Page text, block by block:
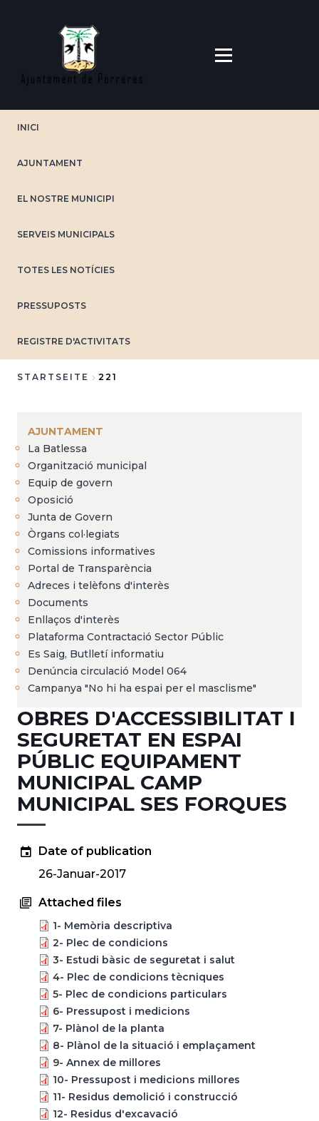
INICI
AJUNTAMENT
EL NOSTRE MUNICIPI
SERVEIS MUNICIPALS
TOTES LES NOTÍCIES
PRESSUPOSTS
REGISTRE D'ACTIVITATS
STARTSEITE 221
AJUNTAMENT
La Batlessa
Organització municipal
Equip de govern
Oposició
Junta de Govern
Òrgans col·legiats
Comissions informatives
Portal de Transparència
Adreces i telèfons d'interès
Documents
Enllaços d'interès
Plataforma Contractació Sector Públic
Es Saig, Butlletí informatiu
Denúncia circulació Model 064
Campanya "No hi ha espai per el masclisme"
OBRES D'ACCESSIBILITAT I
SEGURETAT EN ESPAI
PÚBLIC EQUIPAMENT
MUNICIPAL CAMP
MUNICIPAL SES FORQUES
Date of publication
26-Januar-2017
Attached files
1- Memòria descriptiva
2- Plec de condicions
3- Estudi bàsic de seguretat i salut
4- Plec de condicions tècniques
5- Plec de condicions particulars
6- Pressupost i medicions
7- Plànol de la planta
8- Plànol de la situació i emplaçament
9- Annex de millores
10- Pressupost i medicions millores
11- Residus demolició i construcció
12- Residus d'excavació